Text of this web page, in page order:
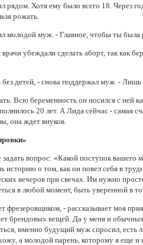
рядом. Хотя ему было всего 18. Через
рожать.
молодой муж. - Главное, чтобы ты была
убеждали сделать аборт, так как
детей, - снова поддержал муж. -
Всю беременность он носился с ней
20 лет. А Лида сейчас - самая
она ждет внуков.
вопрос: «Какой поступок
историю о том, как он повел себя в
вечеров при свечах. Им нужно
в любой момент, быть уверенной в
фрезеровщиком, - рассказывает моя
брендовых вещей. Да у меня и
именно будущий муж спросил,
а молодой парень, которому я еще